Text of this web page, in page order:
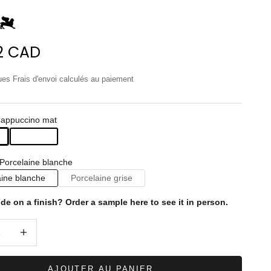
vente
CAD
Frais d'envoi calculés au paiement
mat
blanche
blanche
Porcelaine grise
on a finish? Order a sample here to see it in person.
AJOUTER AU PANIER